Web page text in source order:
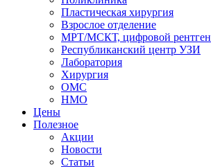
Пластическая хирургия
Взрослое отделение
МРТ/МСКТ, цифровой рентген
Республиканский центр УЗИ
Лаборатория
Хирургия
ОМС
НМО
Цены
Полезное
Акции
Новости
Статьи